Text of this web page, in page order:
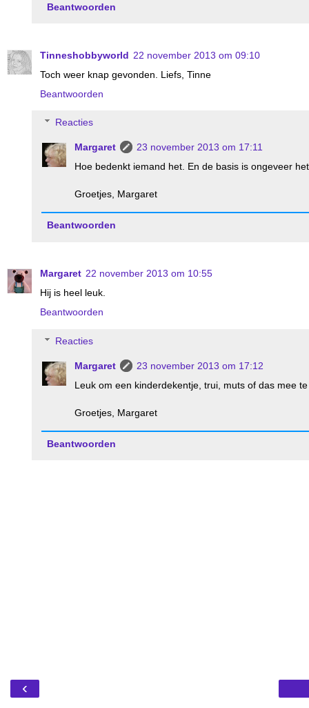
Beantwoorden
Tinneshobbyworld 22 november 2013 om 09:10
Toch weer knap gevonden. Liefs, Tinne
Beantwoorden
Reacties
Margaret
23 november 2013 om 17:11
Hoe bedenkt iemand het. En de basis is ongeveer
Groetjes, Margaret
Beantwoorden
Margaret 22 november 2013 om 10:55
Hij is heel leuk.
Beantwoorden
Reacties
Margaret
23 november 2013 om 17:12
Leuk om een kinderdekentje, trui, muts of das mee
Groetjes, Margaret
Beantwoorden
‹